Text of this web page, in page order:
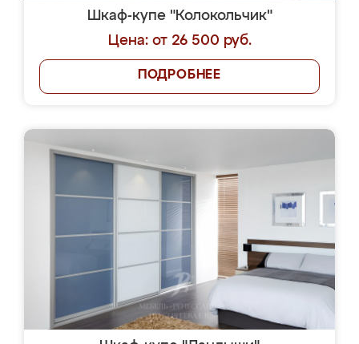
Шкаф-купе "Колокольчик"
Цена: от 26 500 руб.
ПОДРОБНЕЕ